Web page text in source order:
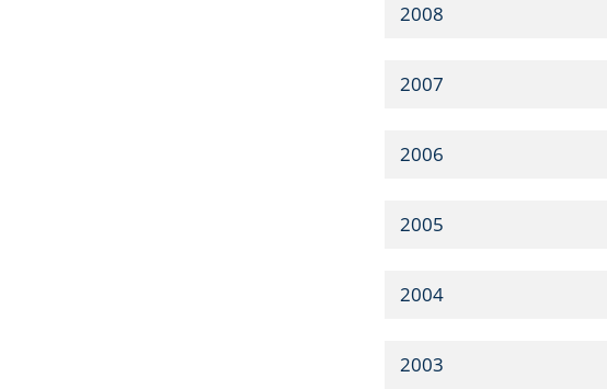
2008
2007
2006
2005
2004
2003